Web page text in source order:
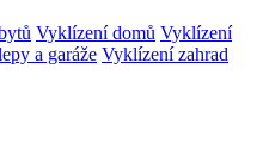
Vyklízení domů Vyklízení
a garáže Vyklízení zahrad